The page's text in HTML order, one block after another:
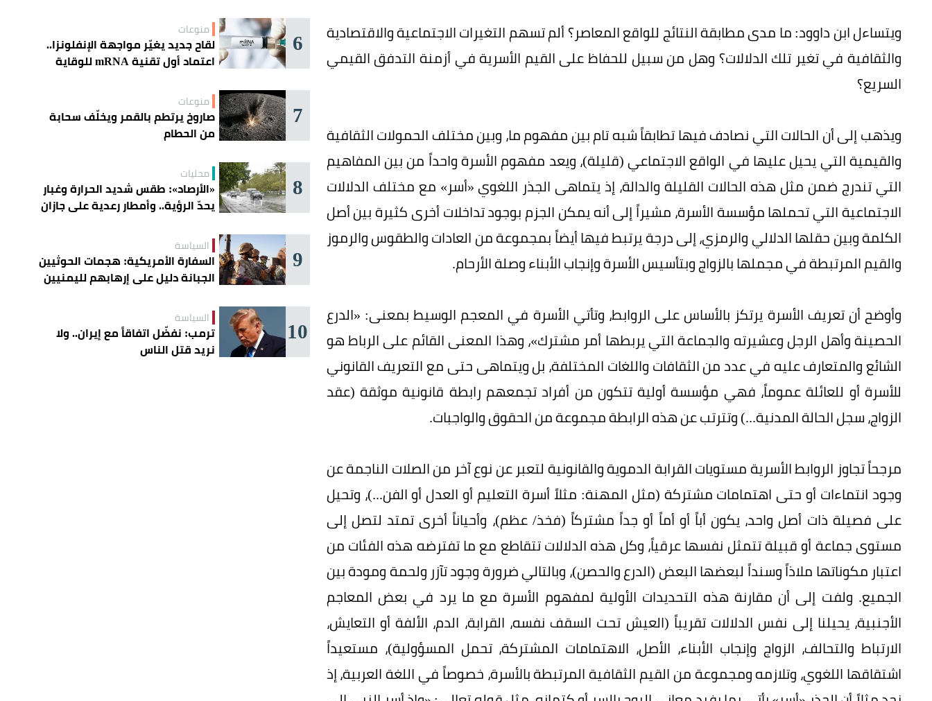
ويتساءل ابن داوود: ما مدى مطابقة النتائج للواقع المعاصر؟ ألم تسهم التغيرات الاجتماعية والاقتصادية
والثقافية في تغير تلك الدلالات؟ وهل من سبيل للحفاظ على القيم الأسرية في أزمنة التدفق القيمي
السريع؟
ويذهب إلى أن الحالات التي نصادف فيها تطابقاً شبه تام بين مفهوم ما، وبين مختلف الحمولات الثقافية
والقيمية التي يحيل عليها في الواقع الاجتماعي (قليلة)، ويعد مفهوم الأسرة واحداً من بين المفاهيم
التي تندرج ضمن مثل هذه الحالات القليلة والدالة، إذ يتماهى الجذر اللغوي «أسر» مع مختلف الدلالات
الاجتماعية التي تحملها مؤسسة الأسرة، مشيراً إلى أنه يمكن الجزم بوجود تداخلات أخرى كثيرة بين أصل
الكلمة وبين حقلها الدلالي والرمزي، إلى درجة يرتبط فيها أيضاً بمجموعة من العادات والطقوس والرموز
والقيم المرتبطة في مجملها بالزواج وبتأسيس الأسرة وإنجاب الأبناء وصلة الأرحام.
وأوضح أن تعريف الأسرة يرتكز بالأساس على الروابط، وتأتي الأسرة في المعجم الوسيط بمعنى: «الدرع
الحصينة وأهل الرجل وعشيرته والجماعة التي يربطها أمر مشترك»، وهذا المعنى القائم على الرباط هو
الشائع والمتعارف عليه في عدد من الثقافات واللغات المختلفة، بل ويتماهى حتى مع التعريف القانوني
للأسرة أو للعائلة عموماً، فهي مؤسسة أولية تتكون من أفراد تجمعهم رابطة قانونية موثقة (عقد
الزواج، سجل الحالة المدنية...) وتترتب عن هذه الرابطة مجموعة من الحقوق والواجبات.
مرجحاً تجاوز الروابط الأسرية مستويات القرابة الدموية والقانونية لتعبر عن نوع آخر من الصلات الناجمة عن
وجود انتماءات أو حتى اهتمامات مشتركة (مثل المهنة: مثلاً أسرة التعليم أو العدل أو الفن...)، وتحيل
على فصيلة ذات أصل واحد، يكون أباً أو أماً أو جداً مشتركاً (فخذ/‏ عظم)، وأحياناً أخرى تمتد لتصل إلى
مستوى جماعة أو قبيلة تتمثل نفسها عرقياً، وكل هذه الدلالات تتقاطع مع ما تفترضه هذه الفئات من
اعتبار مكوناتها ملاذاً وسنداً لبعضها البعض (الدرع والحصن)، وبالتالي ضرورة وجود تآزر ولحمة ومودة بين
الجميع. ولفت إلى أن مقارنة هذه التحديدات الأولية لمفهوم الأسرة مع ما يرد في بعض المعاجم
الأجنبية، يحيلنا إلى نفس الدلالات تقريباً (العيش تحت السقف نفسه، القرابة، الدم، الألفة أو التعايش،
الارتباط والتحالف، الزواج وإنجاب الأبناء، الأصل، الاهتمامات المشتركة، تحمل المسؤولية)، مستعيداً
اشتقاقها اللغوي، وتلازمه ومجموعة من القيم الثقافية المرتبطة بالأسرة، خصوصاً في اللغة العربية، إذ
6 منوعات
لقاح جديد يغيّر مواجهة الإنفلونزا..
اعتماد أول تقنية mRNA للوقاية
7 منوعات
صاروخ يرتطم بالقمر ويخلّف سحابة
من الحطام
8 محليات
«الأرصاد»: طقس شديد الحرارة وغبار
يحدّ الرؤية.. وأمطار رعدية على جازان
9 السياسة
السفارة الأمريكية: هجمات الحوثيين
الجبانة دليل على إرهابهم لليمنيين
10 السياسة
ترمب: نفضّل اتفاقاً مع إيران.. ولا
نريد قتل الناس